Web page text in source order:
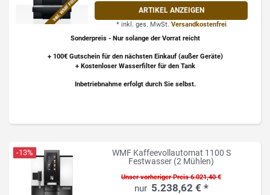
Inkl. WMF Filter ARTIKEL ANZEIGEN
* inkl. ges. MwSt. Versandkostenfrei
Sonderpreis- Nur solange der Vorrat reicht
+100€ Gutschein für den nächsten Einkauf (außer Geräte)
+ Kostenloser Wasserfilterfür den Tank
Inbetriebnahme erfolgt durch Sie selbst.
-13%
WMF Kaffeevollautomat 1100 S
Festwasser (2 Mühlen)
Unser vorheriger Preis 6.021,40 €
5.238,62 € *